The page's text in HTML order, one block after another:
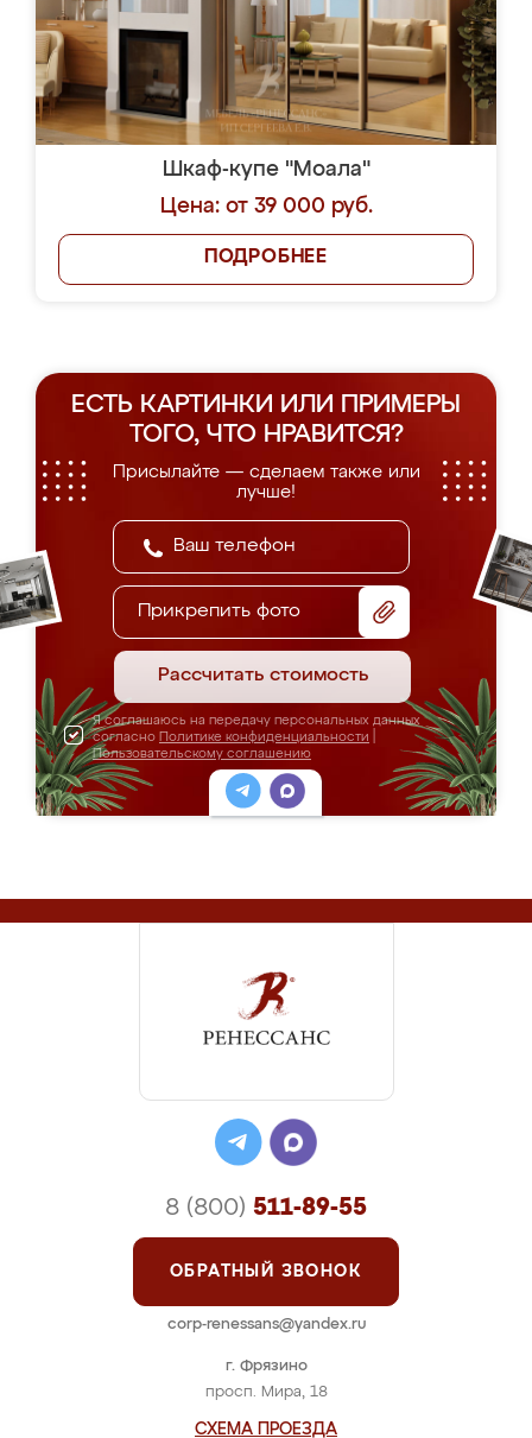
Шкаф-купе "Моала"
Цена: от 39 000 руб.
ПОДРОБНЕЕ
ЕСТЬ КАРТИНКИ ИЛИ ПРИМЕРЫ
ТОГО, ЧТО НРАВИТСЯ?
Присылайте — сделаем также или
лучше!
Прикрепить фото
Рассчитать стоимость
Я соглашаюсь на передачу персональных данных
согласно Политике конфиденциальности
Пользовательскому соглашению
г. Фрязино
просп. Мира, 18
СХЕМА ПРОЕЗДА
8 (800) 511-89-55
ОБРАТНЫЙ ЗВОНОК
corp-renessans@yandex.ru